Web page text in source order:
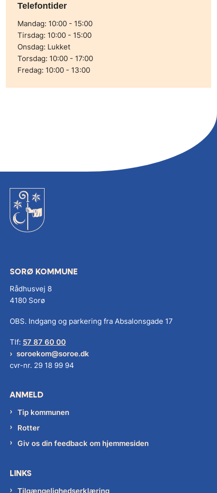
Telefontider
Mandag: 10:00 - 15:00
Tirsdag: 10:00 - 15:00
Onsdag: Lukket
Torsdag: 10:00 - 17:00
Fredag: 10:00 - 13:00
SORØ KOMMUNE
Rådhusvej 8
4180 Sorø
OBS. Indgang og parkering fra Absalonsgade 17
Tlf: 57 87 60 00
soroekom@soroe.dk
cvr-nr. 29 18 99 94
ANMELD
Tip kommunen
Rotter
Giv os din feedback om hjemmesiden
LINKS
Tilgængelighedserklæring